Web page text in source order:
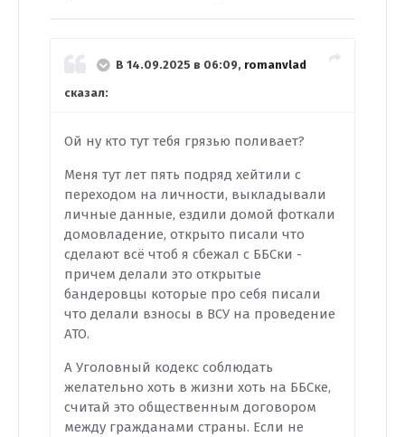
В 14.09.2025 в 06:09, romanvlad
сказал:
Ой ну кто тут тебя грязью поливает?
Меня тут лет пять подряд хейтили с
переходом на личности, выкладывали
личные данные, ездили домой фоткали
домовладение, открыто писали что
сделают всё чтоб я сбежал с ББСки -
причем делали это открытые
бандеровцы которые про себя писали
что делали взносы в ВСУ на проведение
АТО.
А Уголовный кодекс соблюдать
желательно хоть в жизни хоть на ББСке,
считай это общественным договором
между гражданами страны. Если не